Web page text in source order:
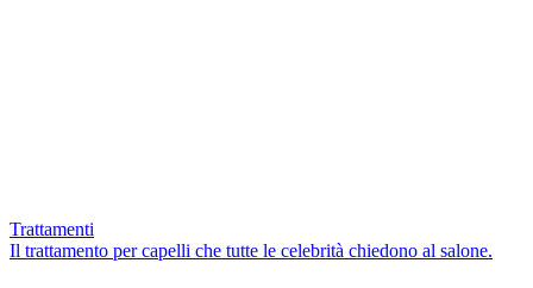
Trattamenti
Il trattamento per capelli che tutte le celebrità chiedono al salone.